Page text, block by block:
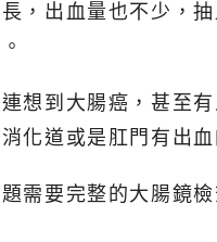
，出血量也不少，
想到大腸癌，甚至
化道或是肛門有出血
需要完整的大腸鏡